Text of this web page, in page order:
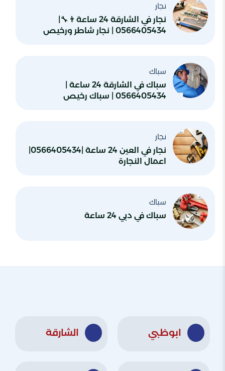
نجار
نجار في الشارقة 24 ساعة👨‍🔧|
0566405434 | نجار شاطر ورخيص
سباك
سباك في الشارقة 24 ساعة |
0566405434 | سباك رخيص
نجار
اعمال النجارة
سباك
سباك في دبي 24 ساعة
ابوظبي الشارقة